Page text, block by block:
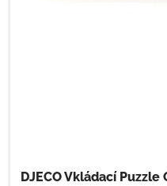
DJECO Vkládací